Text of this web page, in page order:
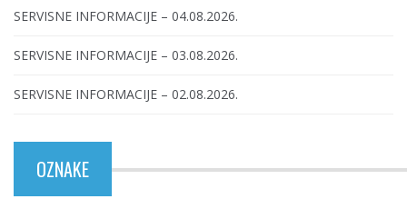
SERVISNE INFORMACIJE – 04.08.2026.
SERVISNE INFORMACIJE – 03.08.2026.
SERVISNE INFORMACIJE – 02.08.2026.
OZNAKE